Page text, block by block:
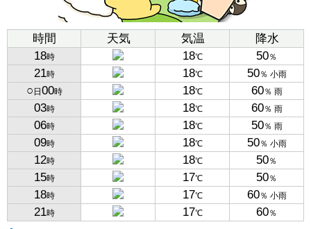
時間 天気 気温
降水
18時 18℃ 50％
21時 18℃ 50％ 小雨
○ 日 00時 18℃ 60％ 雨
03時 18℃ 60％ 雨
06時 18℃ 50％ 雨
09時 18℃ 50％ 小雨
12時 18℃ 50％
15時 17℃ 50％
18時 17℃ 60％ 小雨
21時 17℃ 60％